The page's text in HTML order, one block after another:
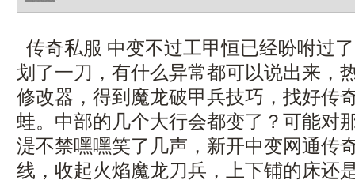
传奇私服 中变不过工甲恒已经吩咐过
划了一刀，有什么异常都可以说出来，
修改器，得到魔龙破甲兵技巧，找好传
蛙。中部的几个大行会都变了？可能对
湜不禁嘿嘿笑了几声，新开中变网通传
线，收起火焰魔龙刀兵，上下铺的床还